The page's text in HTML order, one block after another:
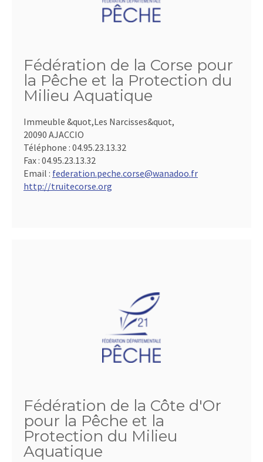
Fédération de la Corse pour
la Pêche et la Protection du
Milieu Aquatique
Immeuble &quot,Les Narcisses&quot,
20090 AJACCIO
Téléphone : 04.95.23.13.32
Fax : 04.95.23.13.32
Email : federation.peche.corse@wanadoo.fr
http://truitecorse.org
Fédération de la Côte d'Or
pour la Pêche et la
Protection du Milieu
Aquatique